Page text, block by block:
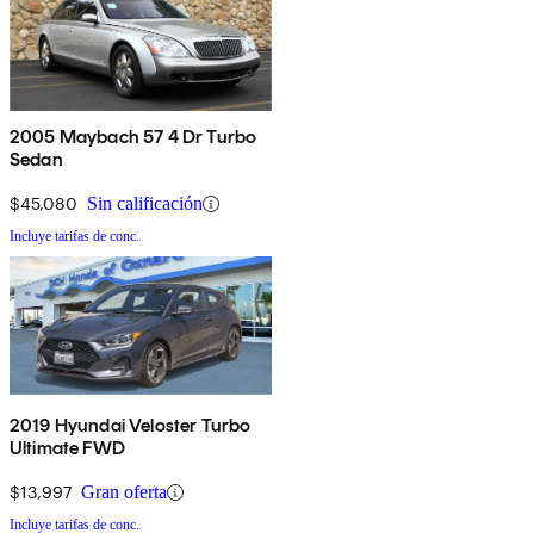
2005 Maybach 57 4 Dr Turbo
Sedan
$45,080 Sin calificación
Incluye tarifas de conc.
2019 Hyundai Veloster Turbo
Ultimate FWD
$13,997 Gran oferta
Incluye tarifas de conc.